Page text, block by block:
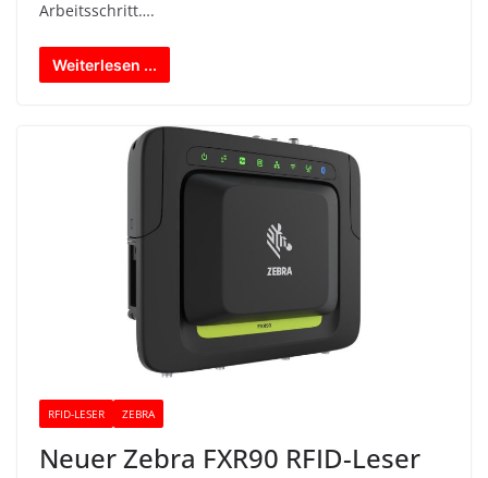
Arbeitsschritt….
Weiterlesen ...
RFID-LESER ZEBRA
Neuer Zebra FXR90 RFID-Leser